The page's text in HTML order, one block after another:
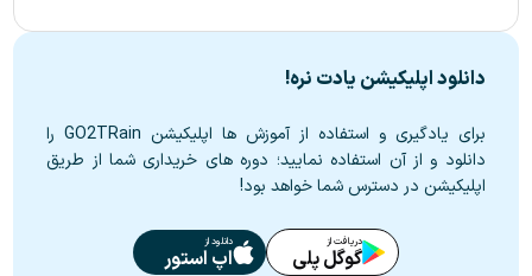
دانلود اپلیکیشن یادت نره!
برای یادگیری و استفاده از آموزش ها اپلیکیشن GO2TRain را
دانلود و از آن استفاده نمایید؛ دوره های خریداری شما از طریق
اپلیکیشن در دسترس شما خواهد بود!
دریافت از
گوگل پلی
دانلود از
اپ استور